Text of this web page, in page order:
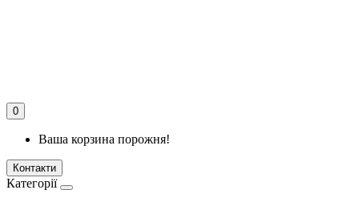
0
Ваша корзина порожня!
Контакти
Категорії